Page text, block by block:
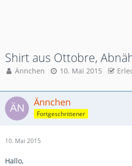
Shirt aus Ottobre,
Ännchen 10. Mai 2015
Ännchen
Fortgeschrittener
10. Mai 2015
Hallo,